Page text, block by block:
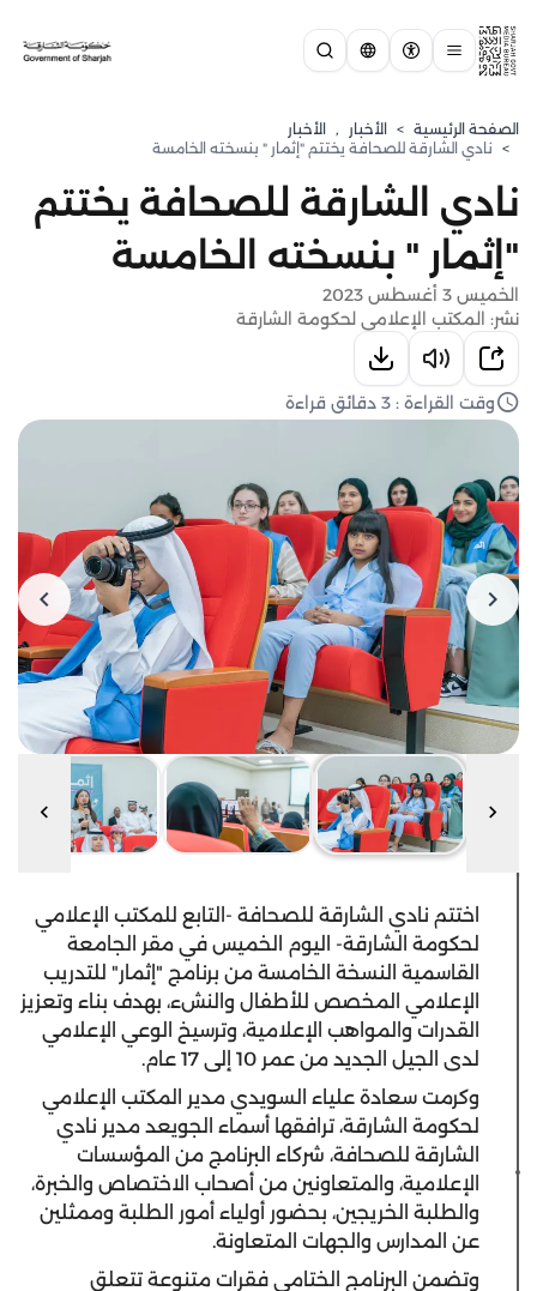
الصفحة الرئيسية > الأخبار , الأخبار
> نادي الشارقة للصحافة يختتم "إثمار " بنسخته الخامسة
نادي الشارقة للصحافة يختتم
"إثمار " بنسخته الخامسة
الخميس 3 أغسطس 2023
نشر: المكتب الإعلامي لحكومة الشارقة
وقت القراءة : 3 دقائق قراءة
اختتم نادي الشارقة للصحافة -التابع للمكتب الإعلامي
لحكومة الشارقة- اليوم الخميس في مقر الجامعة
القاسمية النسخة الخامسة من برنامج "إثمار" للتدريب
الإعلامي المخصص للأطفال والنشء، بهدف بناء وتعزيز
القدرات والمواهب الإعلامية، وترسيخ الوعي الإعلامي
لدى الجيل الجديد من عمر 10 إلى 17 عام.
وكرمت سعادة علياء السويدي مدير المكتب الإعلامي
لحكومة الشارقة، ترافقها أسماء الجويعد مدير نادي
الشارقة للصحافة، شركاء البرنامج من المؤسسات
الإعلامية، والمتعاونين من أصحاب الاختصاص والخبرة،
والطلبة الخريجين، بحضور أولياء أمور الطلبة وممثلين
عن المدارس والجهات المتعاونة.
وتضمن البرنامج الختامي فقرات متنوعة تتعلق